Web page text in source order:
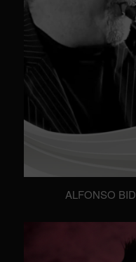
ALFONSO